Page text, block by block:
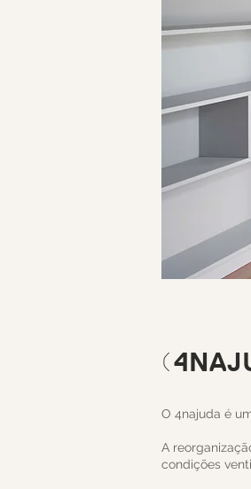
O 4najuda é
A
condições